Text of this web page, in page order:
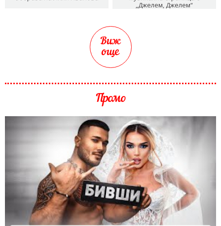
„Джелем, Джелем“
Виж
още
Промо